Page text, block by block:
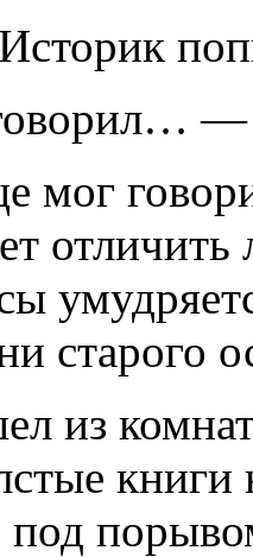
—
мог
отличить
старого
из
под